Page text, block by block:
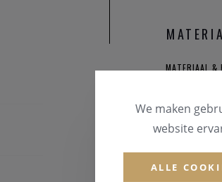
MATERIAAL &
EDELSTENEN
We maken
website
ALLE